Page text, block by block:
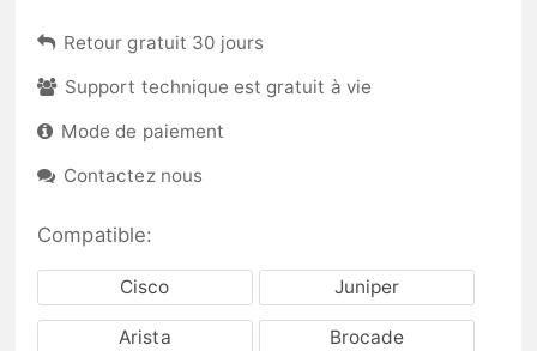
Retour gratuit 30 jours
Support technique est gratuit à vie
Mode de paiement
Contactez nous
Compatible:
Cisco Juniper
Arista Brocade